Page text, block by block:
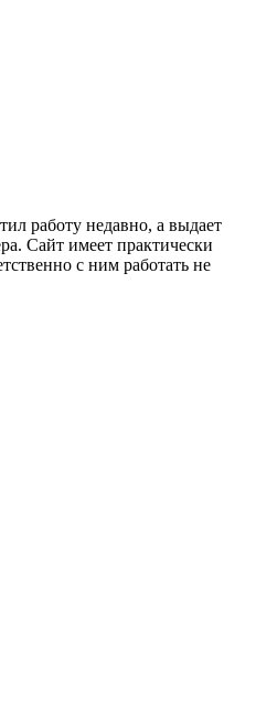
работу недавно, а выдает
Сайт имеет практически
с ним работать не